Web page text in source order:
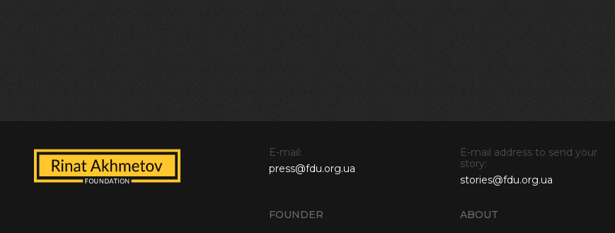
FOUNDER ABOUT
E-mail:
press@fdu.org.ua
E-mail address to send your
story:
stories@fdu.org.ua